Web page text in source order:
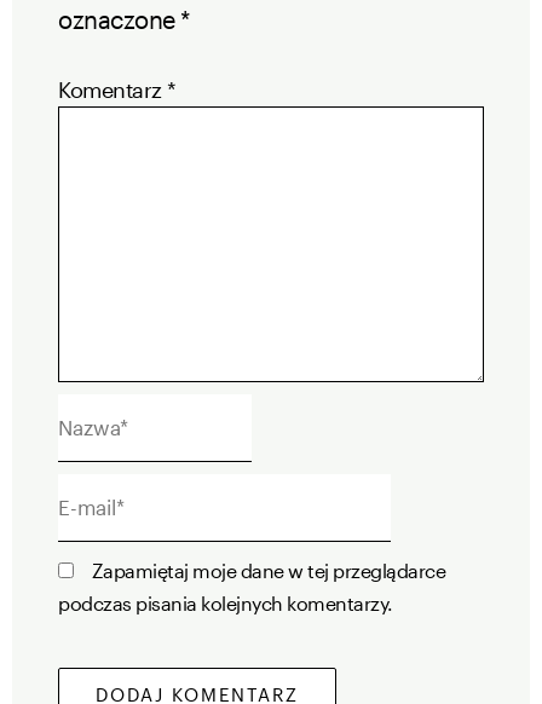
oznaczone *
Komentarz *
mail*
Zapamiętaj moje dane w tej przeglądarce
podczas pisania kolejnych komentarzy.